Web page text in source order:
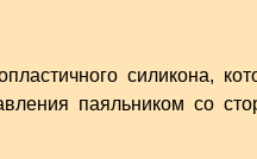
силикона,
паяльником со